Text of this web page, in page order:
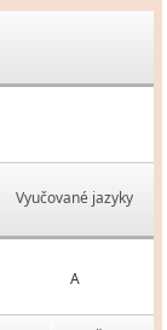
Vyučované jazyky
A